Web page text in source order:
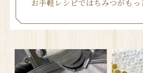
お手軽レシピではちみつがもっ